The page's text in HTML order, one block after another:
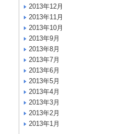
2013年12月
2013年11月
2013年10月
2013年9月
2013年8月
2013年7月
2013年6月
2013年5月
2013年4月
2013年3月
2013年2月
2013年1月